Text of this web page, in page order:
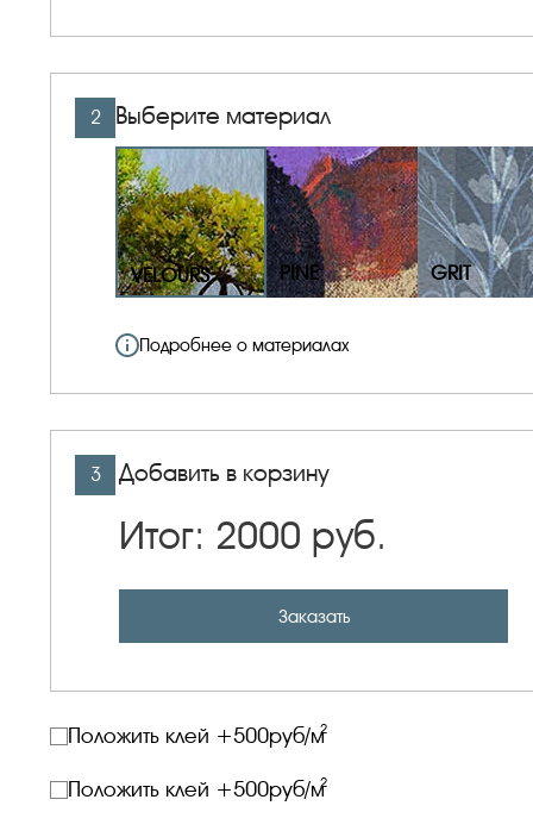
2 Выберите материал
VELOURS PINE GRIT
Подробнее о материалах
3 Добавить в корзину
Итог: 2000 руб.
Заказать
Положить клей +500руб/м2
Положить клей +500руб/м2